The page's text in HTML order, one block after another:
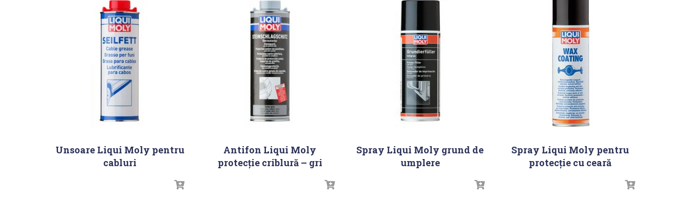
Unsoare Liqui Moly pentru
cabluri
Antifon Liqui Moly
protecţie criblură – gri
Spray Liqui Moly grund de
umplere
Spray Liqui Moly pentru
protecție cu ceară